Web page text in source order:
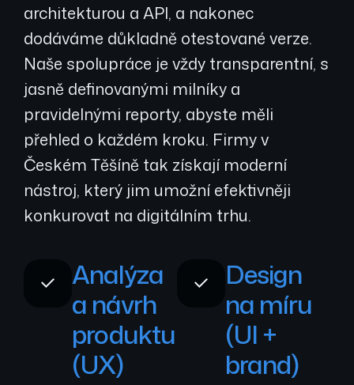
architekturou a API, a nakonec
dodáváme důkladně otestované verze.
Naše spolupráce je vždy transparentní, s
jasně definovanými milníky a
pravidelnými reporty, abyste měli
přehled o každém kroku. Firmy v
Českém Těšíně tak získají moderní
nástroj, který jim umožní efektivněji
konkurovat na digitálním trhu.
Analýza
a návrh
produktu
(UX)
Design
na míru
(UI +
brand)